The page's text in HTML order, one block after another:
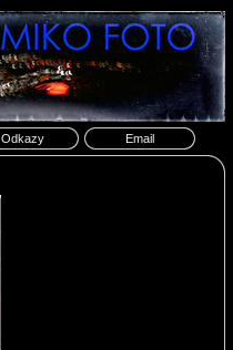
Odkazy Email